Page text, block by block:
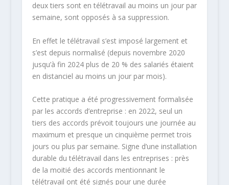
deux tiers sont en télétravail au moins un jour par
semaine, sont opposés à sa suppression.
En effet le télétravail s’est imposé largement et
s’est depuis normalisé (depuis novembre 2020
jusqu’à fin 2024 plus de 20 % des salariés étaient
en distanciel au moins un jour par mois).
Cette pratique a été progressivement formalisée
par les accords d’entreprise : en 2022, seul un
tiers des accords prévoit toujours une journée au
maximum et presque un cinquième permet trois
jours ou plus par semaine. Signe d’une installation
durable du télétravail dans les entreprises : près
de la moitié des accords mentionnant le
télétravail ont été signés pour une durée